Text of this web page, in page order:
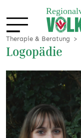
Therapie & Beratung
Logopädie